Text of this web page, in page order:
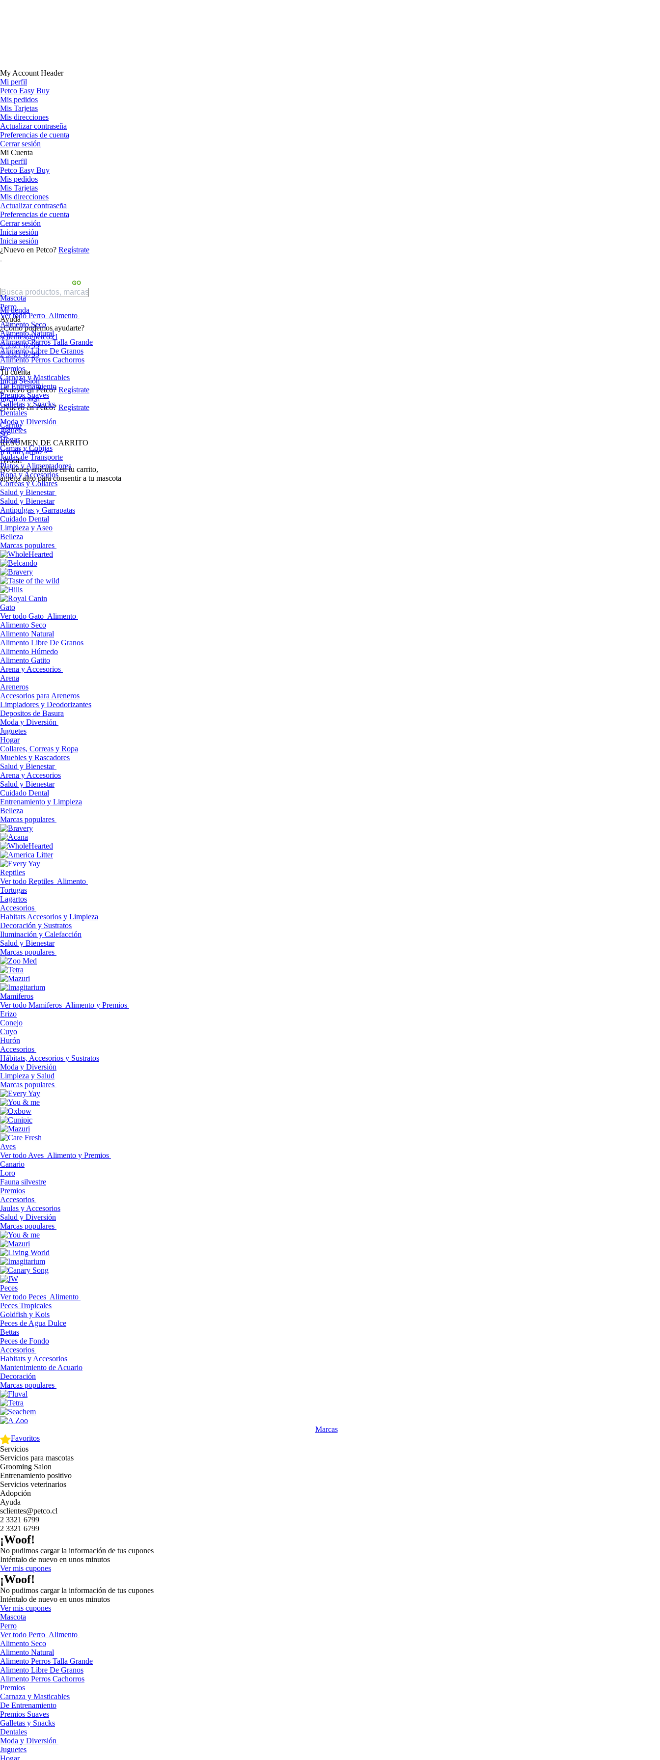
My Account Header
Mi perfil
Petco Easy Buy
Mis pedidos
Mis Tarjetas
Mis direcciones
Actualizar contraseña
Preferencias de cuenta
Cerrar sesión
Mi Cuenta
Mi perfil
Petco Easy Buy
Mis pedidos
Mis Tarjetas
Mis direcciones
Actualizar contraseña
Preferencias de cuenta
Cerrar sesión
Inicia sesión
Inicia sesión
¿Nuevo en Petco? Regístrate
Mi tienda
Ayuda
¿Cómo podemos ayudarte?
sclientes@petco.cl
2 3321 6799
2 3321 6799
Tu cuenta
Inicia Sesión
¿Nuevo en Petco? Regístrate
Inicia Sesión
¿Nuevo en Petco? Regístrate
Carrito
$0
RESUMEN DE CARRITO
Ir a mi carrito »
¡Woof!
No tíenes artículos en tu carrito,
agrega algo para consentir a tu mascota
Mascota
Perro
Ver todo Perro Alimento
Alimento Seco
Alimento Natural
Alimento Perros Talla Grande
Alimento Libre De Granos
Alimento Perros Cachorros
Premios
Carnaza y Masticables
De Entrenamiento
Premios Suaves
Galletas y Snacks
Dentales
Moda y Diversión
Juguetes
Hogar
Camas y Cobijas
Jaulas de Transporte
Platos y Alimentadores
Ropa y Accesorios
Correas y Collares
Salud y Bienestar
Salud y Bienestar
Antipulgas y Garrapatas
Cuidado Dental
Limpieza y Aseo
Belleza
Marcas populares
Gato
Ver todo Gato Alimento
Alimento Seco
Alimento Natural
Alimento Libre De Granos
Alimento Húmedo
Alimento Gatito
Arena y Accesorios
Arena
Areneros
Accesorios para Areneros
Limpiadores y Deodorizantes
Depositos de Basura
Moda y Diversión
Juguetes
Hogar
Collares, Correas y Ropa
Muebles y Rascadores
Salud y Bienestar
Arena y Accesorios
Salud y Bienestar
Cuidado Dental
Entrenamiento y Limpieza
Belleza
Marcas populares
Reptiles
Ver todo Reptiles Alimento
Tortugas
Lagartos
Accesorios
Habitats Accesorios y Limpieza
Decoración y Sustratos
Iluminación y Calefacción
Salud y Bienestar
Marcas populares
Mamiferos
Ver todo Mamiferos Alimento y Premios
Erizo
Conejo
Cuyo
Hurón
Accesorios
Hábitats, Accesorios y Sustratos
Moda y Diversión
Limpieza y Salud
Marcas populares
Aves
Ver todo Aves Alimento y Premios
Canario
Loro
Fauna silvestre
Premios
Accesorios
Jaulas y Accesorios
Salud y Diversión
Marcas populares
Peces
Ver todo Peces Alimento
Peces Tropicales
Goldfish y Kois
Peces de Agua Dulce
Bettas
Peces de Fondo
Accesorios
Habitats y Accesorios
Mantenimiento de Acuario
Decoración
Marcas populares
Marcas
Favoritos
Servicios
Servicios para mascotas
Grooming Salon
Entrenamiento positivo
Servicios veterinarios
Adopción
Ayuda
sclientes@petco.cl
2 3321 6799
2 3321 6799
¡Woof!
No pudimos cargar la información de tus cupones
Inténtalo de nuevo en unos minutos
Ver mis cupones
¡Woof!
No pudimos cargar la información de tus cupones
Inténtalo de nuevo en unos minutos
Ver mis cupones
Mascota
Perro
Ver todo Perro Alimento
Alimento Seco
Alimento Natural
Alimento Perros Talla Grande
Alimento Libre De Granos
Alimento Perros Cachorros
Premios
Carnaza y Masticables
De Entrenamiento
Premios Suaves
Galletas y Snacks
Dentales
Moda y Diversión
Juguetes
Hogar